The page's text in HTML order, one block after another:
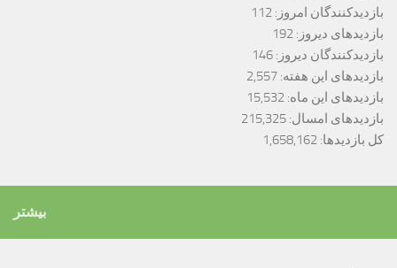
بازدیدکنندگان امروز: 112
بازدیدهای دیروز: 192
بازدیدکنندگان دیروز: 146
بازدیدهای این هفته: 2,557
بازدیدهای این ماه: 15,532
بازدیدهای امسال: 215,325
کل بازدیدها: 1,658,162
بیشتر